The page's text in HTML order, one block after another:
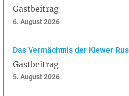
Gastbeitrag
6. August 2026
Das Vermächtnis der Kiewer Rus
Gastbeitrag
5. August 2026